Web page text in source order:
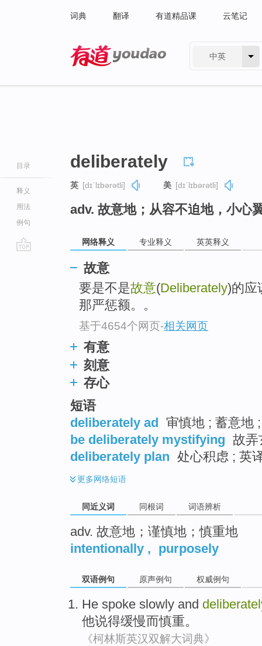
词典 翻译 有道精品课 云笔记
中英
目录
释义
用法
例句
deliberately
英 [dɪˈlɪbərətli] 美 [dɪˈlɪbərətli]
adv. 故意地；从容不迫地，小心
网络释义 专业释义 英英释义
故意
要是不是故意(Deliberately)的应
那严惩额。。
基于4654个网页-相关网页
有意
刻意
存心
短语
deliberately ad 审慎地 ; 蓄意地
be deliberately mystifying 故弄
deliberately plan 处心积虑 ; 英
更多网络短语
同近义词 同根词 词语辨析
adv. 故意地；谨慎地；慎重地
intentionally , purposely
双语例句 原声例句 权威例句
He spoke slowly and
他说得缓慢而慎重。
《柯林斯英汉双解大词典》